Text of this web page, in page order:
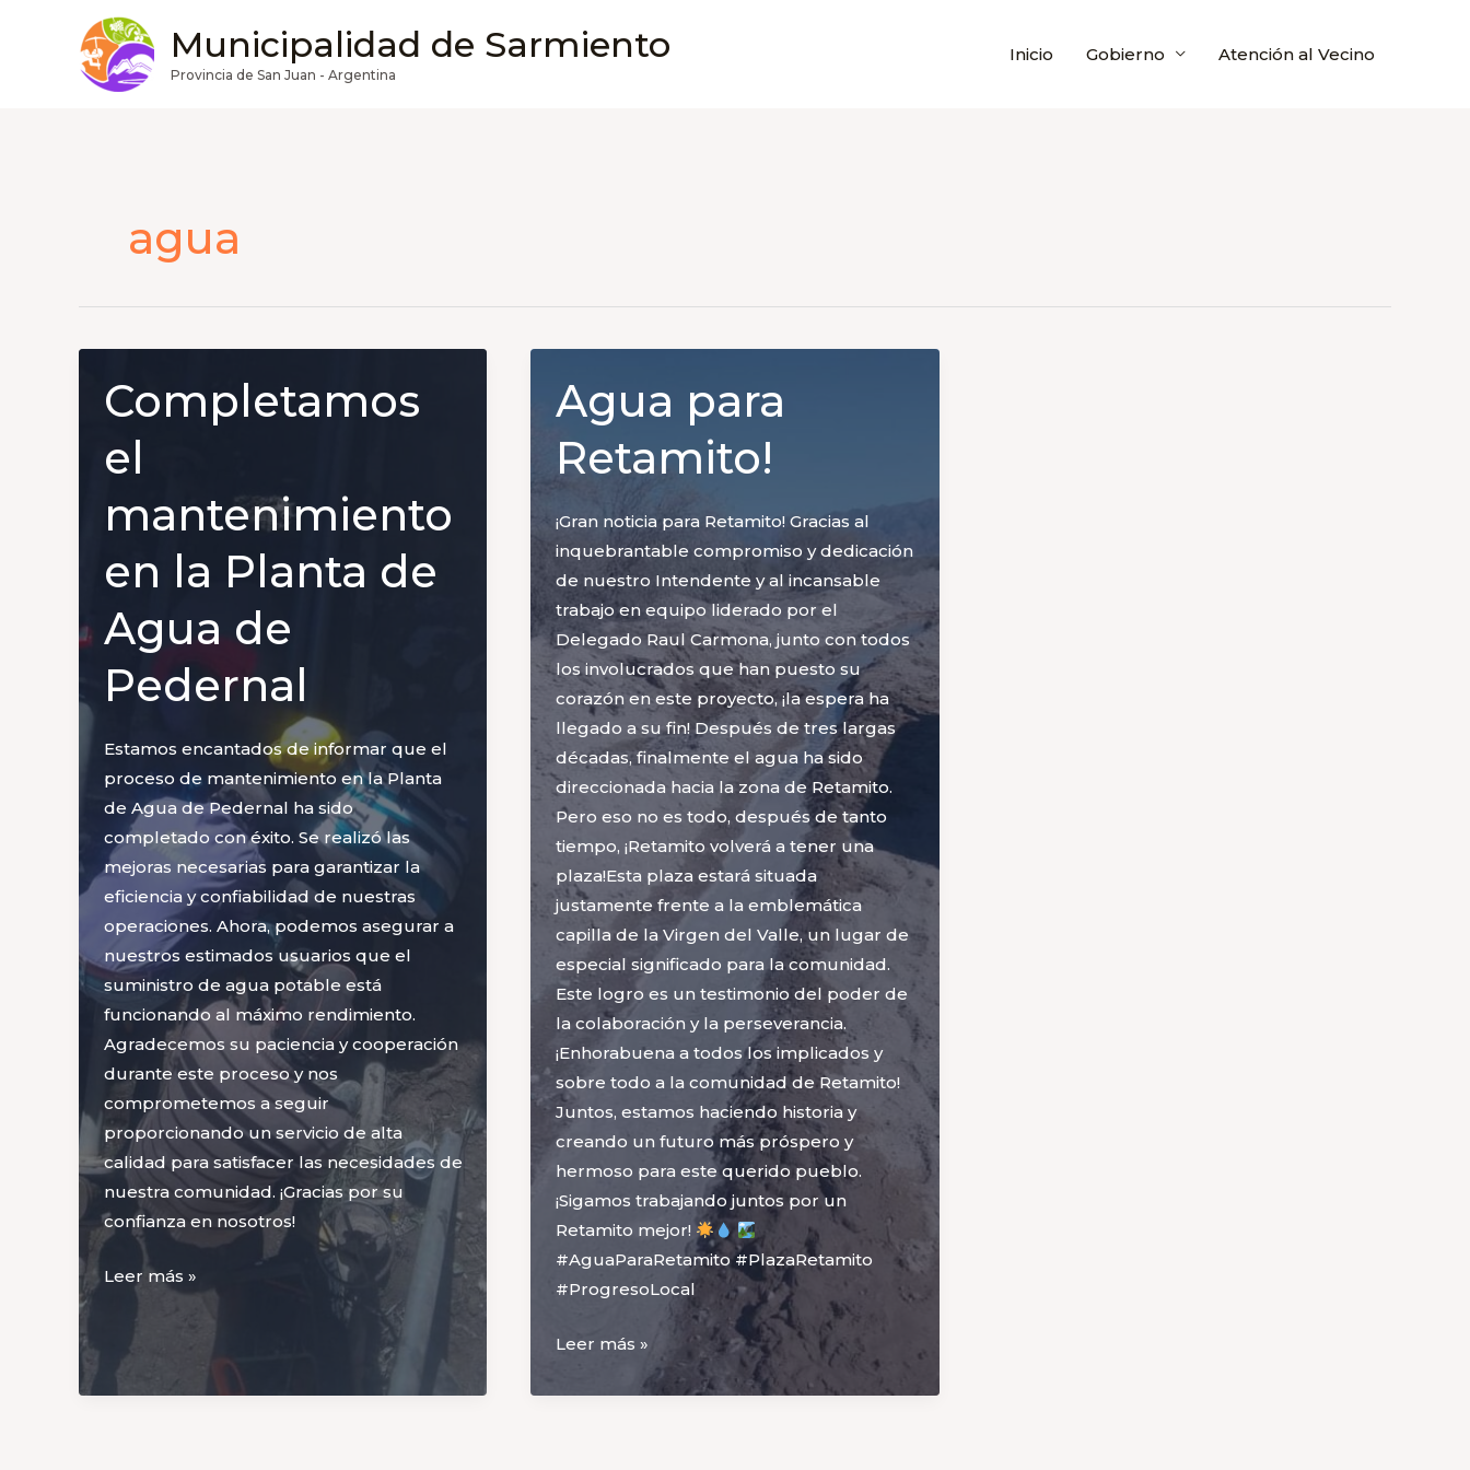
contenido
Municipalidad de Sarmiento
Provincia de San Juan - Argentina
Inicio Gobierno Atención al Vecino
agua
Completamos
el
mantenimiento
en la Planta de
Agua de
Pedernal
Estamos encantados de informar que el
proceso de mantenimiento en la Planta
de Agua de Pedernal ha sido
completado con éxito. Se realizó las
mejoras necesarias para garantizar la
eficiencia y confiabilidad de nuestras
operaciones. Ahora, podemos asegurar a
nuestros estimados usuarios que el
suministro de agua potable está
funcionando al máximo rendimiento.
Agradecemos su paciencia y cooperación
durante este proceso y nos
comprometemos a seguir
proporcionando un servicio de alta
calidad para satisfacer las necesidades de
nuestra comunidad. ¡Gracias por su
confianza en nosotros!
Completamos
en
la
Leer más »
Agua para
Retamito!
¡Gran noticia para Retamito! Gracias al
inquebrantable compromiso y dedicación
de nuestro Intendente y al incansable
trabajo en equipo liderado por el
Delegado Raul Carmona, junto con todos
los involucrados que han puesto su
corazón en este proyecto, ¡la espera ha
llegado a su fin! Después de tres largas
décadas, finalmente el agua ha sido
direccionada hacia la zona de Retamito.
Pero eso no es todo, después de tanto
tiempo, ¡Retamito volverá a tener una
plaza!Esta plaza estará situada
justamente frente a la emblemática
capilla de la Virgen del Valle, un lugar de
especial significado para la comunidad.
Este logro es un testimonio del poder de
la colaboración y la perseverancia.
¡Enhorabuena a todos los implicados y
sobre todo a la comunidad de Retamito!
Juntos, estamos haciendo historia y
creando un futuro más próspero y
hermoso para este querido pueblo.
¡Sigamos trabajando juntos por un
Retamito mejor!
#AguaParaRetamito #PlazaRetamito
#ProgresoLocal
Agua
Retamito!
Leer más »